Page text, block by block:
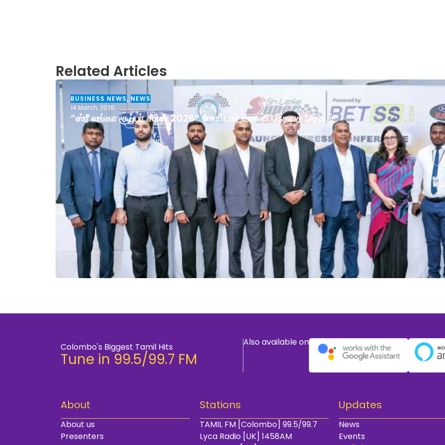
Related Articles
BUSINESS NEWS, NEWS
14 March, 2026
“ஸ்ரீ லங்கா சூப்பர் சீரிஸ் 2026” மோட்டார் வாகன பந்தயத் தொடர்
Colombo's Biggest Tamil Hits
Tune in 99.5/99.7 FM
Also available on
About
About us
Presenters
Stations
TAMIL FM [Colombo] 99.5/99.7
Lyca Radio [UK] 1458AM
Updates
News
Events